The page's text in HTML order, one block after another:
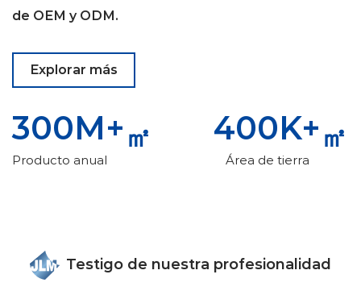
construcción, industrial y otros,
desempeñando un papel vital en la
salvaguardando la salud y seguridad del
de OEM y ODM.
Explorar más
300M+ ㎡
Producto anual
400K+ ㎡
Área de tierra
Testigo de nuestra profesionalidad